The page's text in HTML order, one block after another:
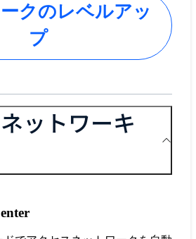
クのレベルアッ
プ
ットワーキ